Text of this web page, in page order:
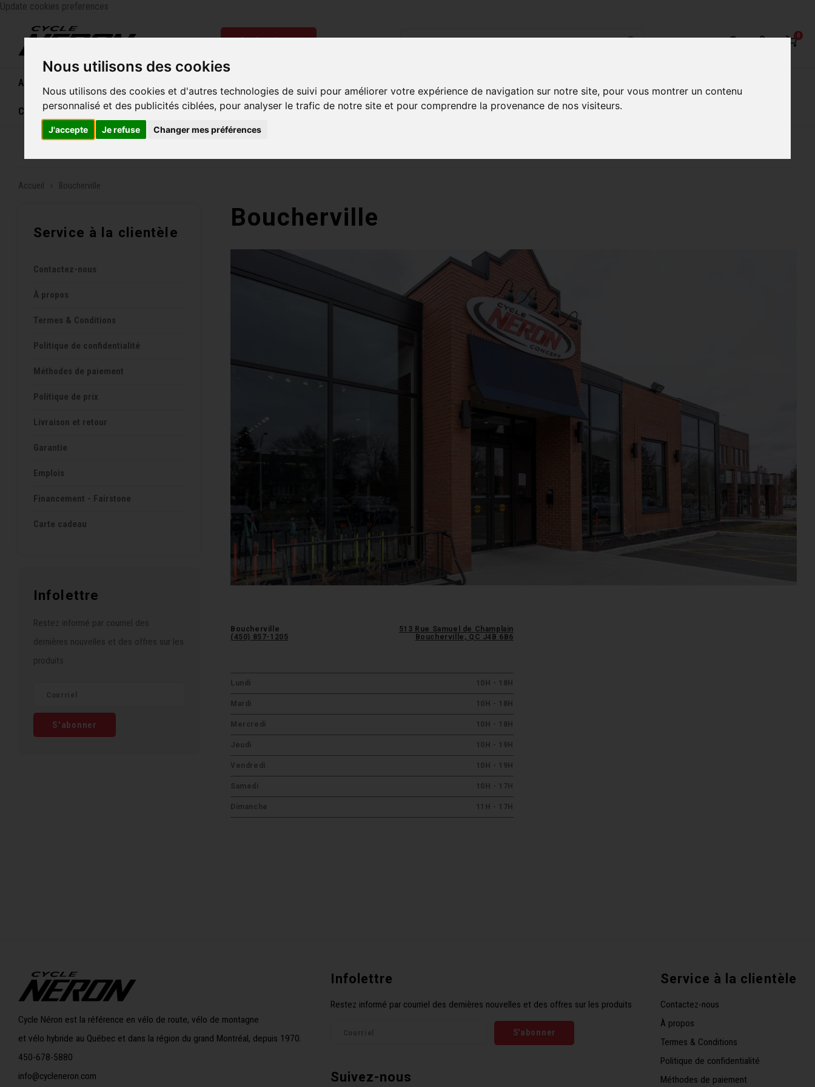
Nous utilisons des cookies
Nous utilisons des cookies et d'autres technologies de suivi pour améliorer votre expérience de navigation sur notre site, pour vous montrer un contenu
personnalisé et des publicités ciblées, pour analyser le trafic de notre site et pour comprendre la provenance de nos visiteurs.
J'accepte Je refuse Changer mes préférences
Update cookies preferences
Catégories 0
Accueil
Carte cadeau
Accueil Boucherville
Service à la clientèle
Contactez-nous
À propos
Termes & Conditions
Politique de confidentialité
Méthodes de paiement
Politique de prix
Livraison et retour
Garantie
Emplois
Financement - Fairstone
Carte cadeau
Infolettre
Restez informé par courriel des
dernières nouvelles et des offres sur les
produits
S'abonner
Boucherville
Boucherville
(450) 857-1205
513 Rue Samuel de Champlain
Boucherville, QC J4B 6B6
Lundi 10H - 18H
Mardi 10H - 18H
Mercredi 10H - 18H
Jeudi 10H - 19H
Vendredi 10H - 19H
Samedi 10H - 17H
Dimanche 11H - 17H
Cycle Néron est la référence en vélo de route, vélo de montagne
et vélo hybride au Québec et dans la région du grand Montréal, depuis 1970.
450-678-5880
info@cycleneron.com
Infolettre
Restez informé par courriel des dernières nouvelles et des offres sur les produits
S'abonner
Suivez-nous
Service à la clientèle
Contactez-nous
À propos
Termes & Conditions
Politique de confidentialité
Méthodes de paiement